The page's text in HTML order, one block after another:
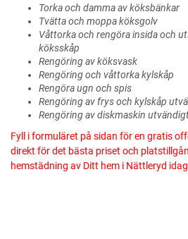
Torka och damma av köksbänkar
Tvätta och moppa köksgolv
Våttorka och rengöra insida och
köksskåp
Rengöring av köksvask
Rengöring och våttorka kylskåp
Rengöra ugn och spis
Rengöring av frys och kylskåp
Rengöring av diskmaskin
Fyll i formuläret på sidan för en gratis
direkt för det bästa priset och
hemstädning av Ditt hem i Nättleryd